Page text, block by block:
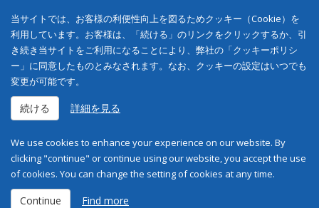
当サイトでは、お客様の利便性向上を図るためクッキー（Cookie）を
利用しています。お客様は、「続ける」のリンクをクリックするか、引
き続き当サイトをご利用になることにより、弊社の「クッキーポリシ
ー」に同意したものとみなされます。なお、クッキーの設定はいつでも
変更が可能です。
続ける 詳細を見る
We use cookies to enhance your experience on our website. By
clicking "continue" or continue using our website, you accept the use
of cookies. You can change the setting of cookies at any time.
Continue Find more